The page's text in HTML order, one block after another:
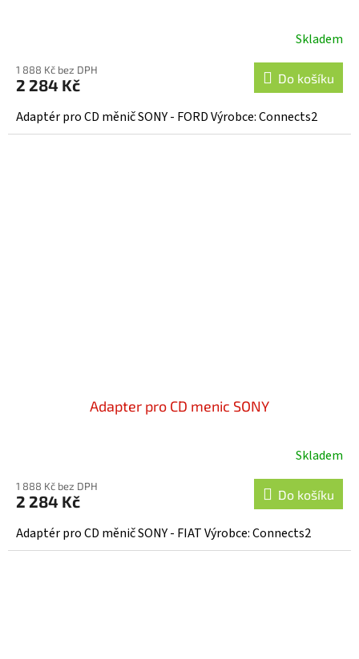
Skladem
1 888 Kč bez DPH
2 284 Kč Do košíku
Adaptér pro CD měnič SONY - FORD Výrobce: Connects2
Adapter pro CD menic SONY
Skladem
1 888 Kč bez DPH
2 284 Kč Do košíku
Adaptér pro CD měnič SONY - FIAT Výrobce: Connects2